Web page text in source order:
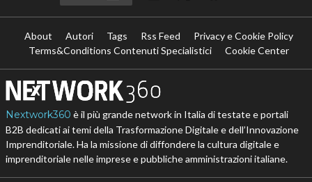
About Autori Tags Rss Feed
Privacy e Cookie Policy
Terms&Conditions Contenuti Specialistici
Cookie Center
Nextwork360 è il più grande network in Italia di testate e portali
B2B dedicati ai temi della Trasformazione Digitale e dell’Innovazione
Imprenditoriale. Ha la missione di diffondere la cultura digitale e
imprenditoriale nelle imprese e pubbliche amministrazioni italiane.